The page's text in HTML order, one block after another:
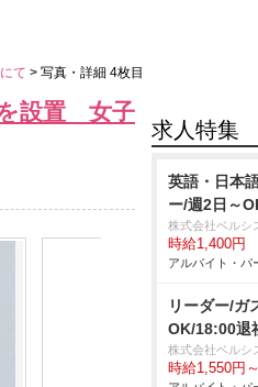
て > 写真・詳細 4枚目
を設置 女子
求人特集
英語・日本
ー/週2日～
株式会社ベルシ
時給1,400円
アルバイト・パ
リーダー/ガ
OK/18:00退
株式会社ベルシ
時給1,550円